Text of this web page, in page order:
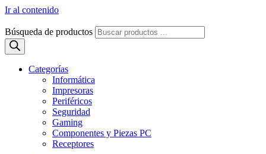
Ir al contenido
Búsqueda de productos
Categorías
Informática
Impresoras
Periféricos
Seguridad
Gaming
Componentes y Piezas PC
Receptores